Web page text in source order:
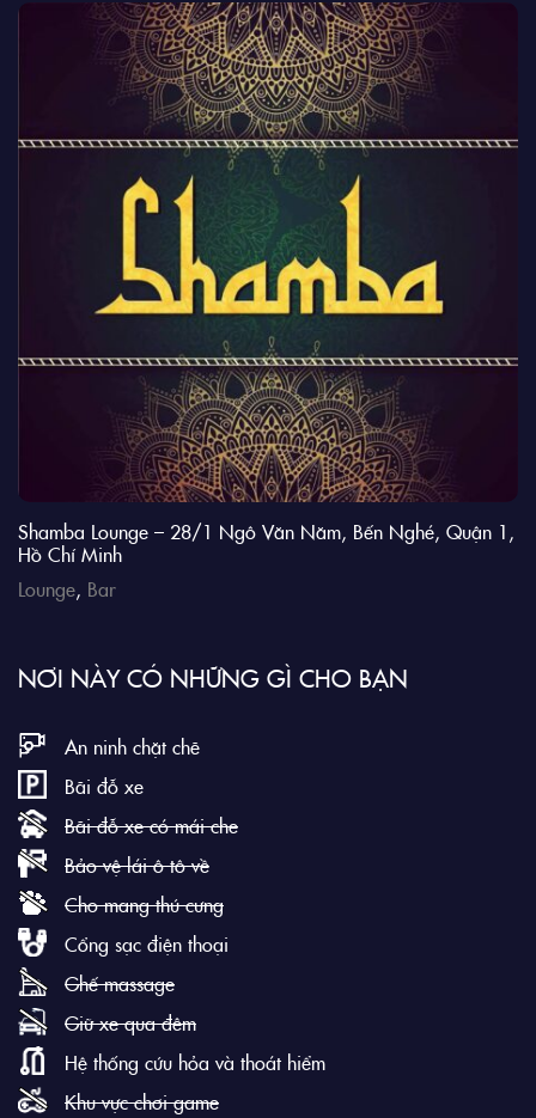
Shamba Lounge – 28/1 Ngô Văn Năm, Bến Nghé, Quận 1,
Hồ Chí Minh
Lounge, Bar
NƠI NÀY CÓ NHỮNG GÌ CHO BẠN
An ninh chặt chẽ
Bãi đỗ xe
Bãi đỗ xe có mái che
Bảo vệ lái ô tô về
Cho mang thú cưng
Cổng sạc điện thoại
Ghế massage
Giữ xe qua đêm
Hệ thống cứu hỏa và thoát hiểm
Khu vực chơi game